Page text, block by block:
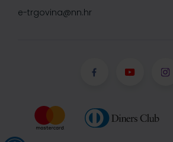
e-trgovina@nn.hr